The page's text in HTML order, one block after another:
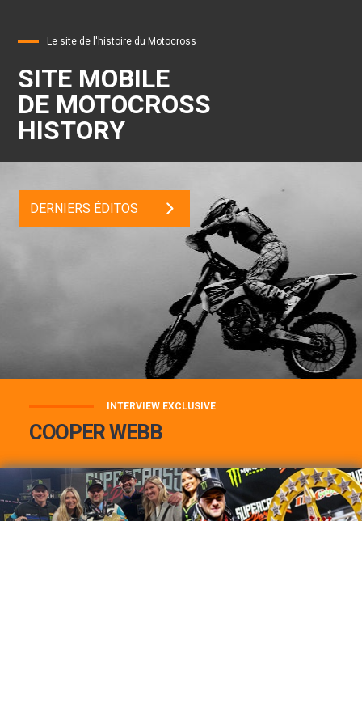
Le site de l'histoire du Motocross
SITE MOBILE
DE MOTOCROSS
HISTORY
DERNIERS ÉDITOS
INTERVIEW EXCLUSIVE
COOPER WEBB